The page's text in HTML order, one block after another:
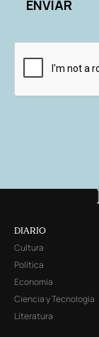
DIARIO
Cultura
Política
Economía
Ciencia y Tecnología
Literatura